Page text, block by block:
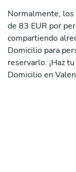
Normalmente, los
de 83 EUR por
compartiendo
Domicilio para
reservarlo. ¡Haz
Domicilio en